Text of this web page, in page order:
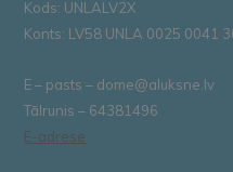
Kods: UNLALV2X
Konts: LV58 UNLA 0025 0041
E – pasts – dome@aluksne.lv
Tālrunis – 64381496
E-adrese